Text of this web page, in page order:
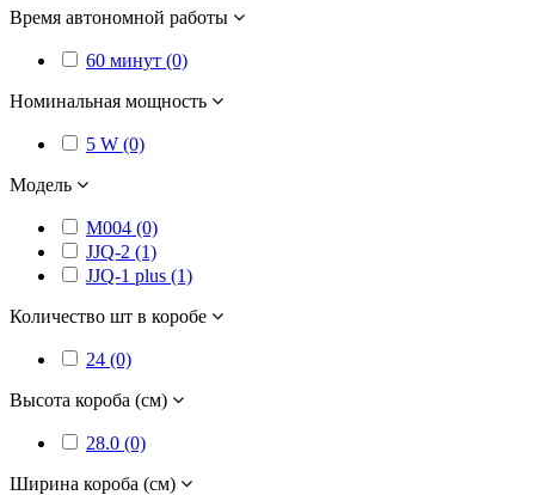
Время автономной работы
60 минут (0)
Номинальная мощность
5 W (0)
Модель
M004 (0)
JJQ-2 (1)
JJQ-1 plus (1)
Количество шт в коробе
24 (0)
Высота короба (см)
28.0 (0)
Ширина короба (см)